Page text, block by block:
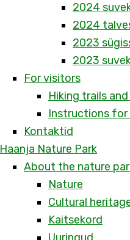
2024
2024
2023
2023
For visitors
Hiking trails
Instructions
Kontaktid
Haanja Nature Park
About the nature
Nature
Cultural
Kaitsekord